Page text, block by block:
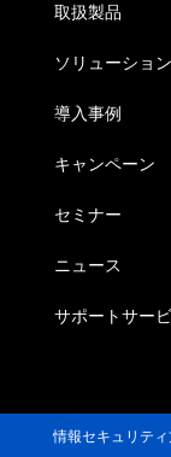
取扱製品
ソリューション
導入事例
キャンペーン
セミナー
ニュース
サポートサー
情報セキュリテ